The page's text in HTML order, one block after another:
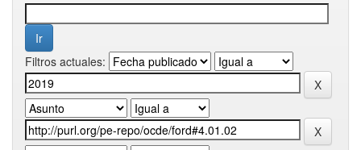
Filtros actuales: